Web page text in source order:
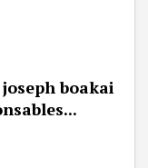
boakai